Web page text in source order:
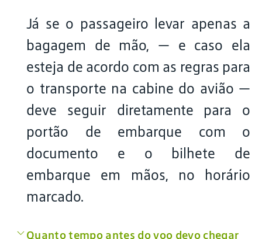
Já se o passageiro levar apenas a
bagagem de mão, — e caso ela
esteja de acordo com as regras para
o transporte na cabine do avião —
deve seguir diretamente para o
portão de embarque com o
documento e o bilhete de
embarque em mãos, no horário
marcado.
Quanto tempo antes do voo devo chegar